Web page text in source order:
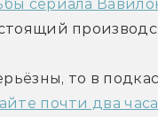
сериала
то в
почти два